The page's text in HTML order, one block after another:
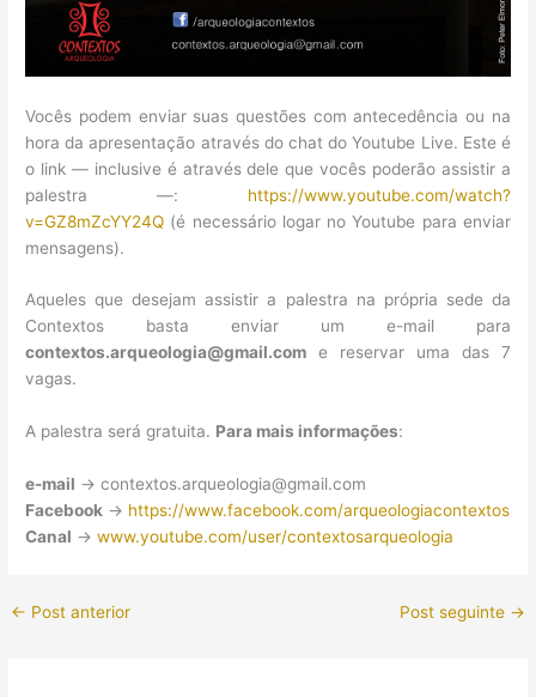
Vocês podem enviar suas questões com antecedência ou na
hora da apresentação através do chat do Youtube Live. Este é
o link — inclusive é através dele que vocês poderão assistir a
palestra —: https://www.youtube.com/watch?
v=GZ8mZcYY24Q (é necessário logar no Youtube para enviar
mensagens).
Aqueles que desejam assistir a palestra na própria sede da
Contextos basta enviar um e-mail para
contextos.arqueologia@gmail.com e reservar uma das 7
vagas.
A palestra será gratuita. Para mais informações:
e-mail → contextos.arqueologia@gmail.com
Facebook → https://www.facebook.com/arqueologiacontextos
Canal →www.youtube.com/user/contextosarqueologia
← Post anterior Post seguinte →